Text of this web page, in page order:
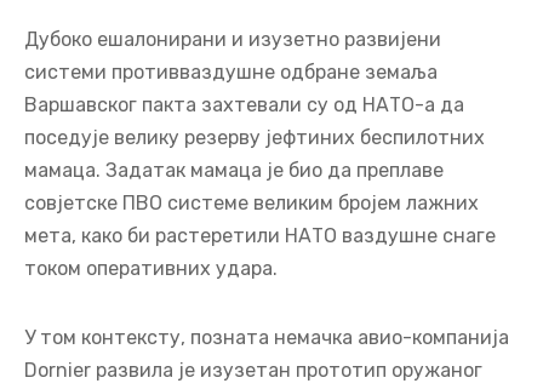
Дубоко ешалонирани и изузетно развијени
системи противваздушне одбране земаља
Варшавског пакта захтевали су од НАТО-а да
поседује велику резерву јефтиних беспилотних
мамаца. Задатак мамаца је био да преплаве
совјетске ПВО системе великим бројем лажних
мета, како би растеретили НАТО ваздушне снаге
током оперативних удара.
У том контексту, позната немачка авио-компанија
Dornier развила је изузетан прототип оружаног